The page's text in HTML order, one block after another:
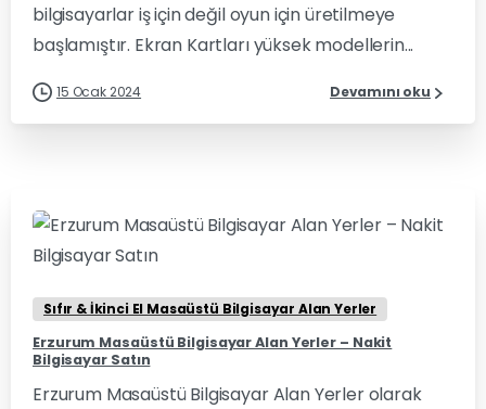
bilgisayarlar iş için değil oyun için üretilmeye
başlamıştır. Ekran Kartları yüksek modellerin...
15 Ocak 2024 Devamını oku
0 0
Sıfır & İkinci El Masaüstü Bilgisayar Alan Yerler
Erzurum Masaüstü Bilgisayar Alan Yerler – Nakit
Bilgisayar Satın
Erzurum Masaüstü Bilgisayar Alan Yerler olarak